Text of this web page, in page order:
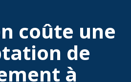
coûte une
de
à